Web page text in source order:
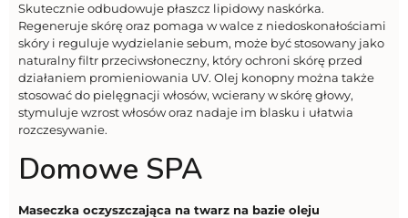
Skutecznie odbudowuje płaszcz lipidowy naskórka.
Regeneruje skórę oraz pomaga w walce z niedoskonałościami
skóry i reguluje wydzielanie sebum, może być stosowany jako
naturalny filtr przeciwsłoneczny, który ochroni skórę przed
działaniem promieniowania UV. Olej konopny można także
stosować do pielęgnacji włosów, wcierany w skórę głowy,
stymuluje wzrost włosów oraz nadaje im blasku i ułatwia
rozczesywanie.
Domowe SPA
Maseczka oczyszczająca na twarz na bazie oleju